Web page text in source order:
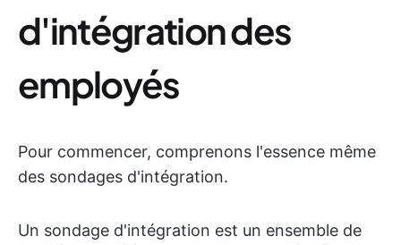
d'intégration des
employés
Pour commencer, comprenons l'essence même
des sondages d'intégration.
Un sondage d'intégration est un ensemble de